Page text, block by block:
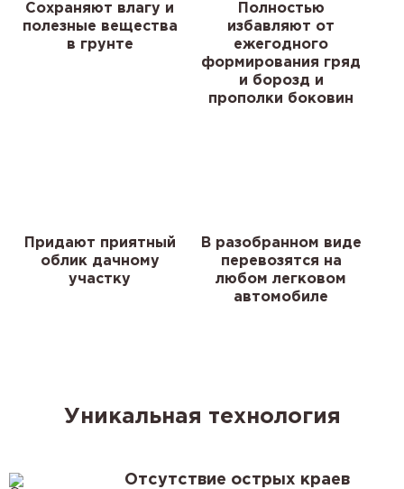
Сохраняют влагу и
полезные вещества
в грунте
Полностью
избавляют от
ежегодного
формирования гряд
и борозд и
прополки боковин
Придают приятный
облик дачному
участку
В разобранном виде
перевозятся на
любом легковом
автомобиле
Уникальная технология
Отсутствие острых краев